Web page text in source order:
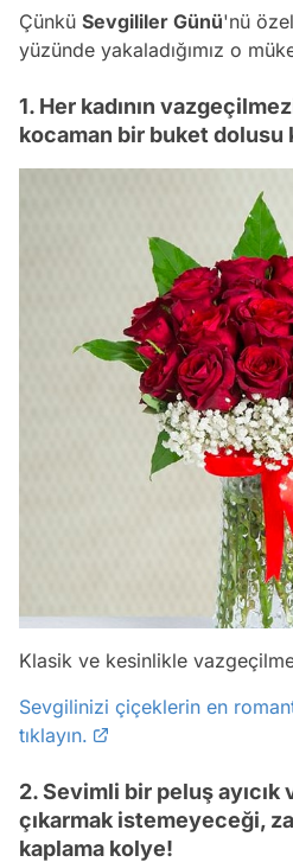
Çünkü Sevgililer Günü'nü
yüzünde yakaladığımız o
1. Her kadının
kocaman bir buket dolusu
Klasik ve kesinlikle
Sevgilinizi çiçeklerin en
tıklayın.
2. Sevimli bir peluş ayıcık
çıkarmak istemeyeceği,
kaplama kolye!